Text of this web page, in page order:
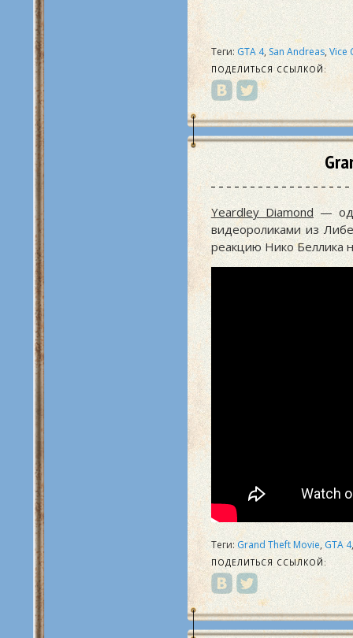
Теги: GTA 4,San Andreas,Vice
ПОДЕЛИТЬСЯ ССЫЛКОЙ:
Yeardley Diamond—
видеороликами из
реакцию Нико Беллика
Теги:Grand Theft Movie,GTA 4
ПОДЕЛИТЬСЯ ССЫЛКОЙ: